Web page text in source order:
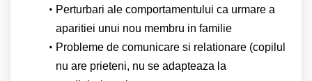
Perturbari ale comportamentului ca urmare a
aparitiei unui nou membru in familie
Probleme de comunicare si relationare (copilul
nu are prieteni, nu se adapteaza la